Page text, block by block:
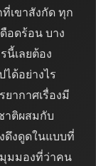
เขาสังกัด ทุก
อดร้อน บาง
นี้เลยต้อง
ด้อย่างไร
ากาศเรื่องมี
าติผสมกับ
ดึงดูดในแบบที่
มุมมองที่ว่าคน